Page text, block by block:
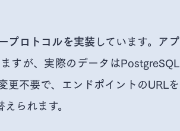
プロトコルを実装しています。アプ
すが、実際のデータはPostgreSQL
更不要で、エンドポイントのURLを
られます。